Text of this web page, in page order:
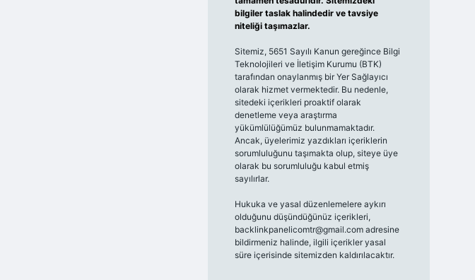
bilgiler taslak halindedir ve tavsiye
niteliği taşımazlar.
Sitemiz, 5651 Sayılı Kanun gereğince Bilgi
Teknolojileri ve İletişim Kurumu (BTK)
tarafından onaylanmış bir Yer Sağlayıcı
olarak hizmet vermektedir. Bu nedenle,
sitedeki içerikleri proaktif olarak
denetleme veya araştırma
yükümlülüğümüz bulunmamaktadır.
Ancak, üyelerimiz yazdıkları içeriklerin
sorumluluğunu taşımakta olup, siteye üye
olarak bu sorumluluğu kabul etmiş
sayılırlar.
Hukuka ve yasal düzenlemelere aykırı
olduğunu düşündüğünüz içerikleri,
backlinkpanelicomtr@gmail.comadresine
bildirmeniz halinde, ilgili içerikler yasal
süre içerisinde sitemizden kaldırılacaktır.